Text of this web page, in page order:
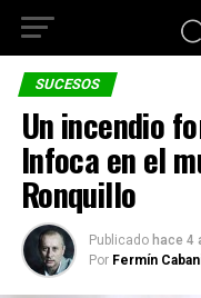
SUCESOS
Un incendio
Infoca en el
Ronquillo
Publicado hace 4
Por Fermín